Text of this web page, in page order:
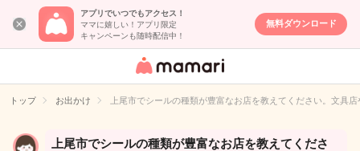
アプリでいつでもアクセス！
ママに嬉しい！アプリ限定
キャンペーンも随時配信中！
無料ダウンロード
女性専用匿名QA
イト
トップ お出かけ 上尾市でシールの種類が豊富なお店を教えてください。文具
上尾市でシールの種類が豊富なお店を教えてくださ